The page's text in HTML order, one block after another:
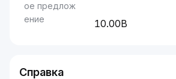
ое предлож
ение
10.00B
Справка